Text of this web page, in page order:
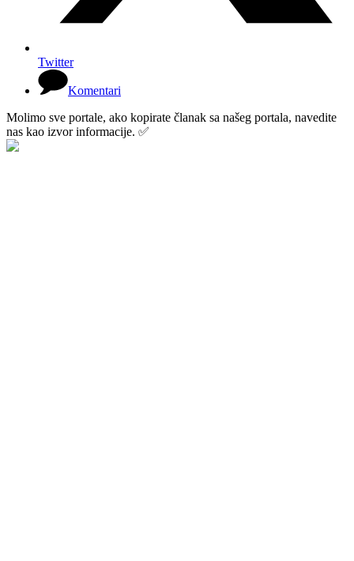
Twitter
Komentari
Molimo sve portale, ako kopirate članak sa našeg portala, navedite
nas kao izvor informacije. ✅